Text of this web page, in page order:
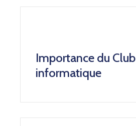
Importance du Club
informatique